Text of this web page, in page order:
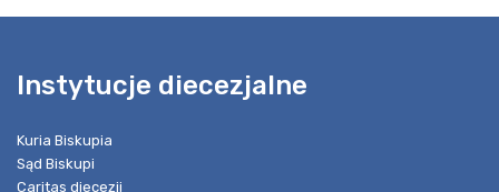
Instytucje diecezjalne
Kuria Biskupia
Sąd Biskupi
Caritas diecezji